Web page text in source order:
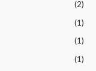
(2)
(1)
(1)
(1)